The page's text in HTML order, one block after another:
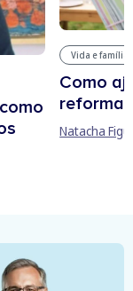
Vida e família
Como
reforma
Natacha